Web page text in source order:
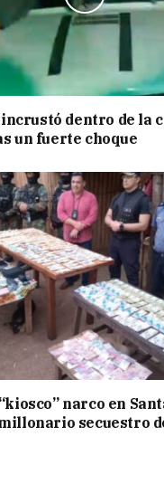
dentro de la
un fuerte choque
narco en
secuestro